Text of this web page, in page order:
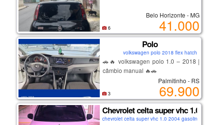
espelhos elétricos
💡 destaques:
motor 1.6 forte e econômico
ótima dirigibilidade
conforto e espaço interno
carro impecável, sem detalhes
Belo Horizonte - MG
41.000
6
Polo
volkswagen polo 2018 flex hatch
🚗🔥 volkswagen polo 1.0 – 2018 |
câmbio manual 🔥🚗
✅ ano 2018
✅ único dono
✅ apenas 21.000 km rodados
✅ chave reserva
Palmitinho - RS
69.900
3
Chevrolet celta super vhc 1.0 gas
chevrolet celta super vhc 1.0 2004 gasolina hatch